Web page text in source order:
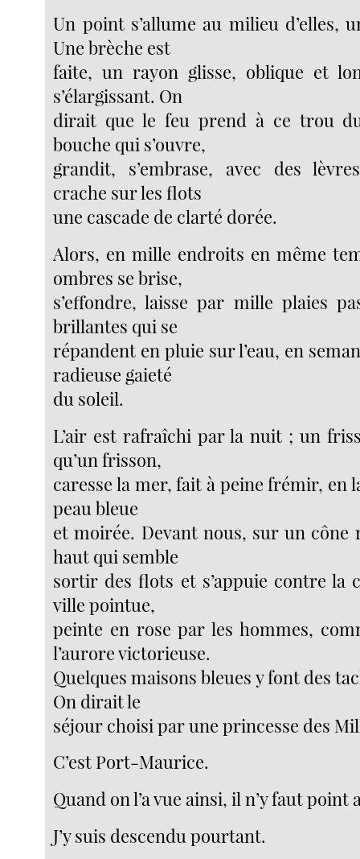
Un point s’allume au milieu d’elles,
Une brèche est
faite, un rayon glisse, oblique et
s’élargissant. On
dirait que le feu prend à ce trou
bouche qui s’ouvre,
grandit, s’embrase, avec des
crache sur les flots
une cascade de clarté dorée.
Alors, en mille endroits en même
ombres se brise,
s’effondre, laisse par mille plaies
brillantes qui se
répandent en pluie sur l’eau, en
radieuse gaieté
du soleil.
L’air est rafraîchi par la nuit ; un
qu’un frisson,
caresse la mer, fait à peine frémir, en
peau bleue
et moirée. Devant nous, sur un cône
haut qui semble
sortir des flots et s’appuie contre la
ville pointue,
peinte en rose par les hommes,
l’aurore victorieuse.
Quelques maisons bleues y font des
On dirait le
séjour choisi par une princesse des
C’est Port-Maurice.
Quand on l’a vue ainsi, il n’y faut point
J’y suis descendu pourtant.